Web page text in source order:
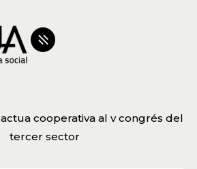
actua cooperativa al v congrés del
tercer sector